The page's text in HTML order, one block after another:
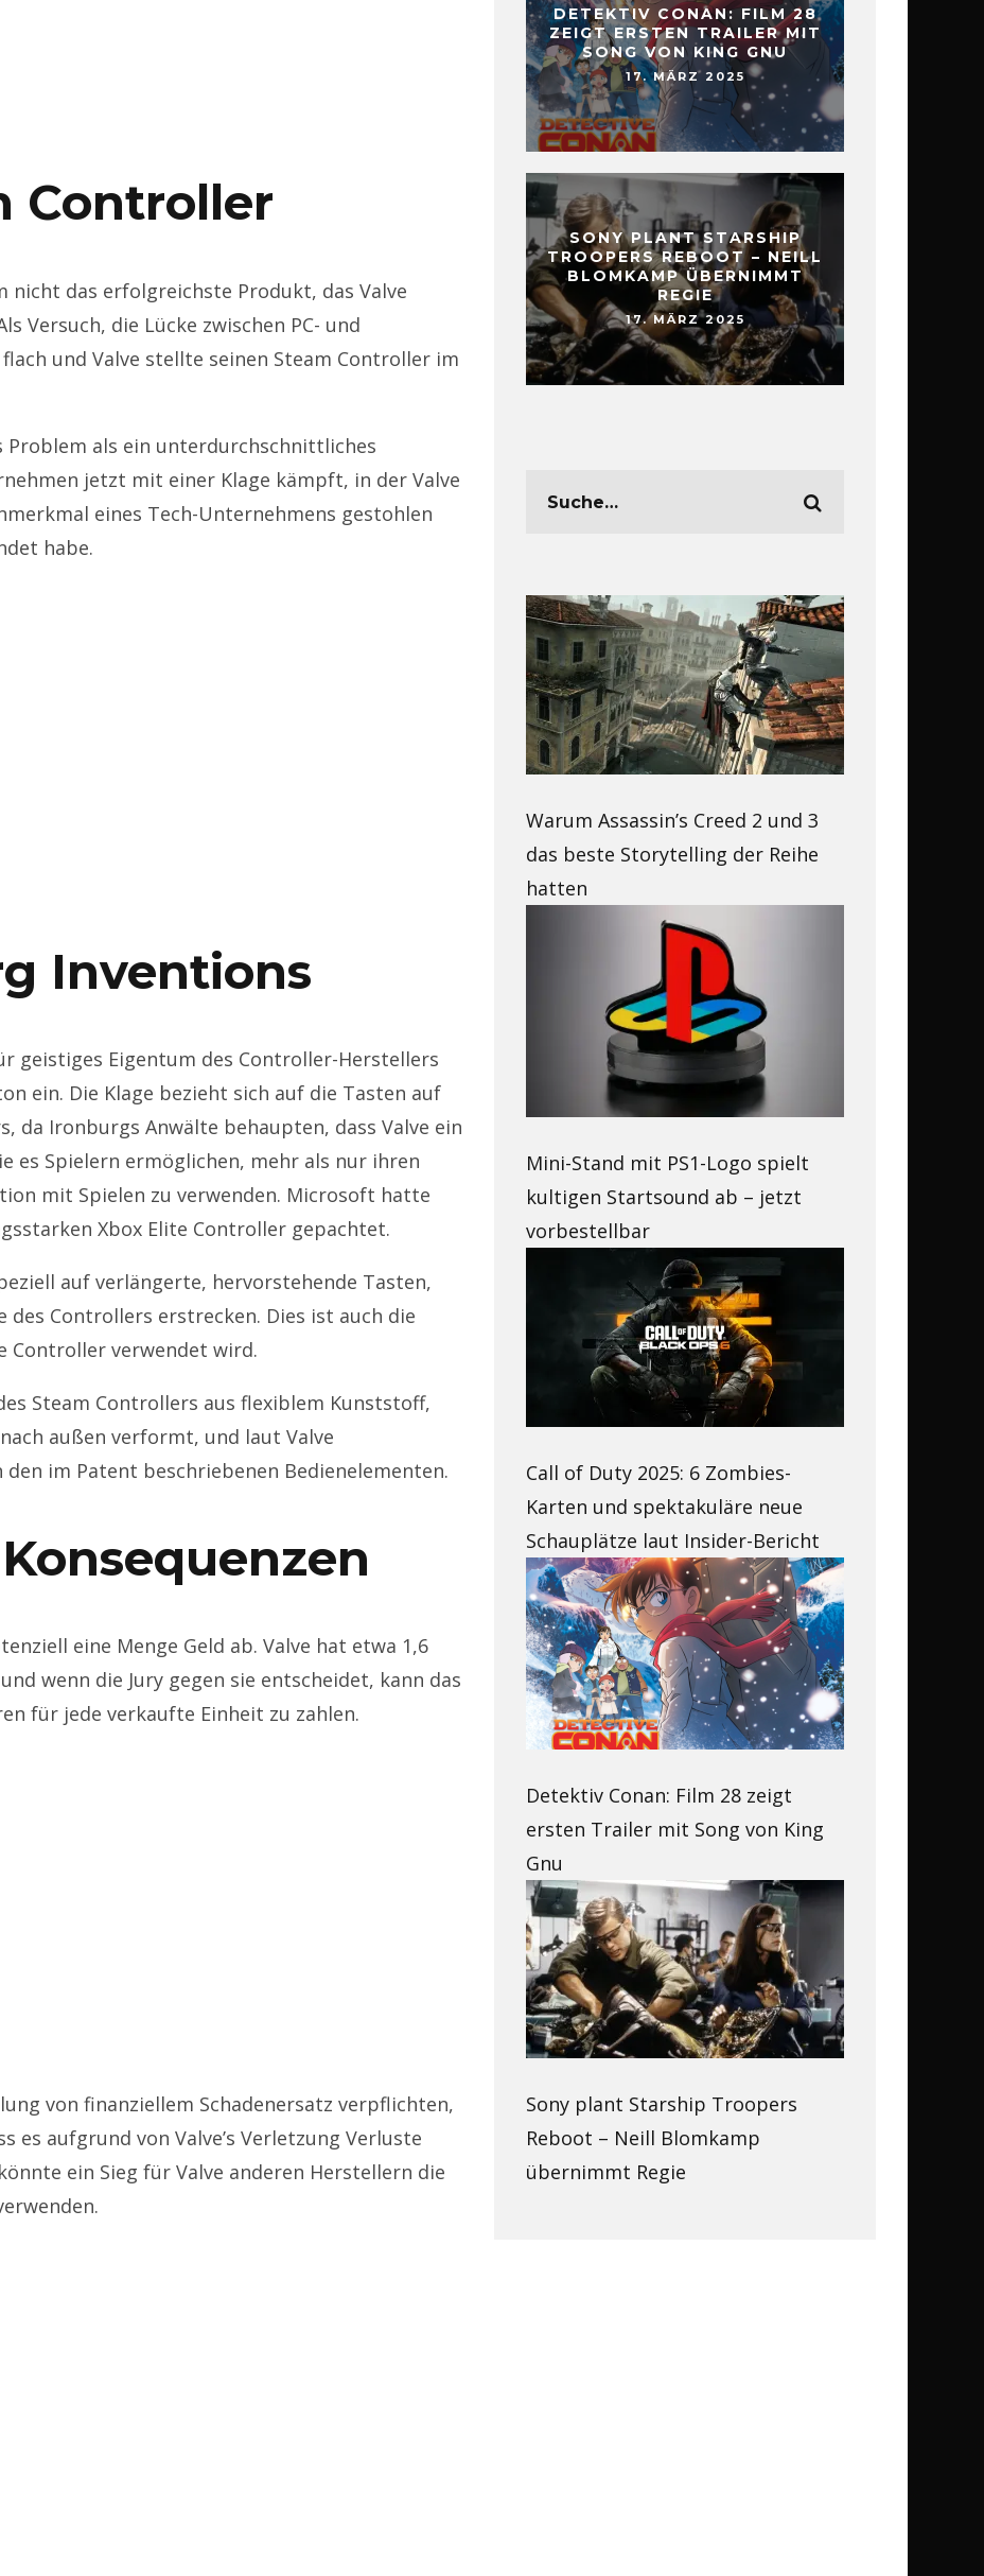
Controller
nicht das erfolgreichste Produkt, das Valve
Versuch, die Lücke zwischen PC- und
und Valve stellte seinen Steam Controller im
als ein unterdurchschnittliches
jetzt mit einer Klage kämpft, in der Valve
eines Tech-Unternehmens gestohlen
habe.
Inventions
geistiges Eigentum des Controller-Herstellers
ein. Die Klage bezieht sich auf die Tasten auf
da Ironburgs Anwälte behaupten, dass Valve ein
es Spielern ermöglichen, mehr als nur ihren
mit Spielen zu verwenden. Microsoft hatte
Xbox Elite Controller gepachtet.
auf verlängerte, hervorstehende Tasten,
Controllers erstrecken. Dies ist auch die
Controller verwendet wird.
Steam Controllers aus flexiblem Kunststoff,
außen verformt, und laut Valve
im Patent beschriebenen Bedienelementen.
eine Menge Geld ab. Valve hat etwa 1,6
wenn die Jury gegen sie entscheidet, kann das
für jede verkaufte Einheit zu zahlen.
von finanziellem Schadenersatz verpflichten,
es aufgrund von Valve’s Verletzung Verluste
ein Sieg für Valve anderen Herstellern die
DETEKTIV CONAN: FILM 28
ZEIGT ERSTEN TRAILER MIT
SONG VON KING GNU
17. MÄRZ 2025
SONY PLANT STARSHIP
TROOPERS REBOOT – NEILL
BLOMKAMP ÜBERNIMMT
REGIE
17. MÄRZ 2025
Warum Assassin’s Creed 2 und 3
das beste Storytelling der Reihe
hatten
Mini-Stand mit PS1-Logo spielt
kultigen Startsound ab – jetzt
vorbestellbar
Call of Duty 2025: 6 Zombies-
Karten und spektakuläre neue
Schauplätze laut Insider-Bericht
Detektiv Conan: Film 28 zeigt
ersten Trailer mit Song von King
Gnu
Sony plant Starship Troopers
Reboot – Neill Blomkamp
übernimmt Regie